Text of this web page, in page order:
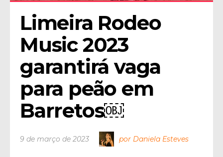
Limeira Rodeo
Music 2023
garantirá vaga
para peão em
Barretos￼
9 de março de 2023 por Daniela Esteves